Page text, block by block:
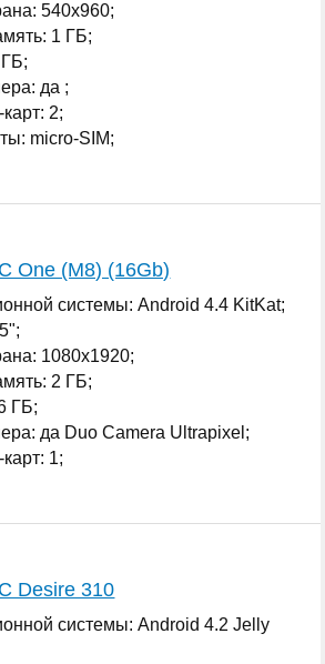
540x960;
1 ГБ;
да ;
2;
micro-SIM;
One (M8) (16Gb)
системы: Android 4.4 KitKat;
1080x1920;
2 ГБ;
ГБ;
да Duo Camera Ultrapixel;
1;
Desire 310
системы: Android 4.2 Jelly